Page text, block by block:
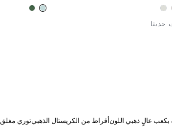
حديثا
بكعب عالٍ ذهبي اللون أقراط من الكريستال الذهبيتوري مغلق